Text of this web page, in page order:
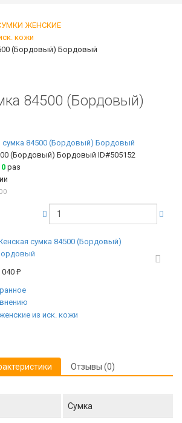
ЖЕНСКИЕ
кожи
(Бордовый) Бордовый
84500 (Бордовый)
(Бордовый) Бордовый ID#505152
0 раз
сумка 84500 (Бордовый)
040₽
из иск. кожи
Отзывы (0)
Сумка